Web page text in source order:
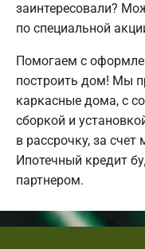
заинтересовали?
по специальной
Помогаем с
построить дом! Мы
каркасные дома, с
сборкой и
в рассрочку, за счет
Ипотечный кредит
партнером.